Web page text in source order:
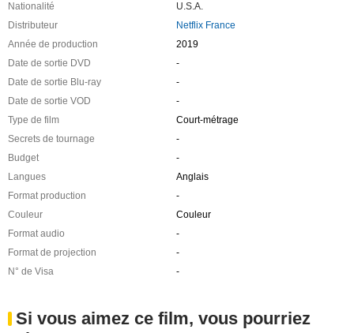
Nationalité
U.S.A.
Distributeur
Netflix France
Année de production
2019
Date de sortie DVD
-
Date de sortie Blu-ray
-
Date de sortie VOD
-
Type de film
Court-métrage
Secrets de tournage
-
Budget
-
Langues
Anglais
Format production
-
Couleur
Couleur
Format audio
-
Format de projection
-
N° de Visa
-
Si vous aimez ce film, vous pourriez